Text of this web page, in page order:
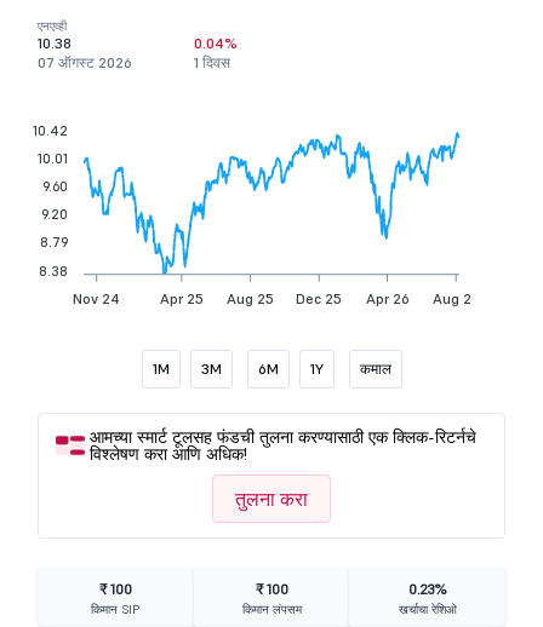
एनएव्ही
10.38
07 ऑगस्ट 2026
0.04%
1 दिवस
Nov 24 Apr 25 Aug 25 Dec 25 Apr 26 Aug 26
10.42
10.01
9.60
9.20
8.79
8.38
1M 3M 6M 1Y कमाल
आमच्या स्मार्ट टूलसह फंडची तुलना करण्यासाठी एक क्लिक-रिटर्नचे
विश्लेषण करा आणि अधिक!
तुलना करा
₹ 100
किमान SIP
₹ 100
किमान लंपसम
0.23%
खर्चाचा रेशिओ